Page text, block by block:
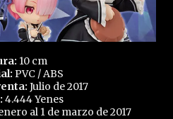
10 cm
PVC / ABS
Julio de 2017
4.444 Yenes
al 1 de marzo de 2017